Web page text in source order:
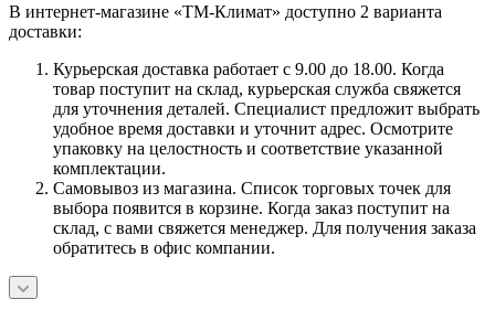
В интернет-магазине «ТМ-Климат» доступно 2 варианта
доставки:
Курьерская доставка работает с 9.00 до 18.00. Когда
товар поступит на склад, курьерская служба свяжется
для уточнения деталей. Специалист предложит выбрать
удобное время доставки и уточнит адрес. Осмотрите
упаковку на целостность и соответствие указанной
комплектации.
Самовывоз из магазина. Список торговых точек для
выбора появится в корзине. Когда заказ поступит на
склад, с вами свяжется менеджер. Для получения заказа
обратитесь в офис компании.